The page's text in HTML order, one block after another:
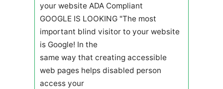
your website ADA Compliant
GOOGLE IS LOOKING "The most
important blind visitor to your website
is Google! In the
same way that creating accessible
web pages helps disabled person
access your